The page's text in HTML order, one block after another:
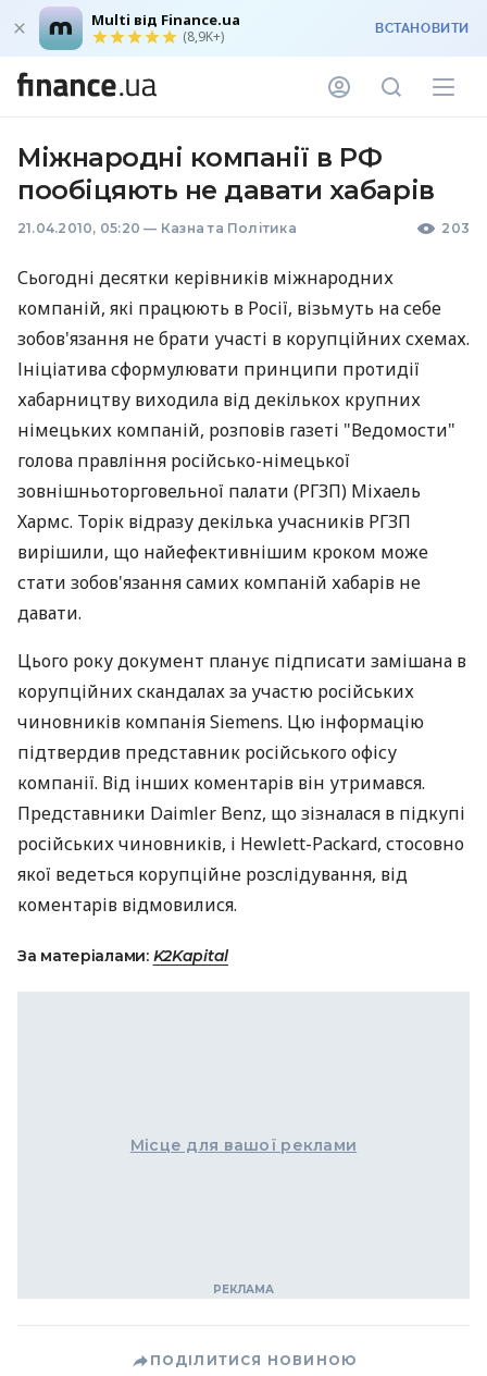
Multi від Finance.ua
(8,9K+) ВСТАНОВИТИ
Міжнародні компанії в РФ
пообіцяють не давати хабарів
21.04.2010, 05:20 — Казна та Політика 203
Сьогодні десятки керівників міжнародних
компаній, які працюють в Росії, візьмуть на себе
зобов'язання не брати участі в корупційних схемах.
Ініціатива сформулювати принципи протидії
хабарництву виходила від декількох крупних
німецьких компаній, розповів газеті "Ведомости"
голова правління російсько-німецької
зовнішньоторговельної палати (РГЗП) Міхаель
Хармс. Торік відразу декілька учасників РГЗП
вирішили, що найефективнішим кроком може
стати зобов'язання самих компаній хабарів не
давати.
Цього року документ планує підписати замішана в
корупційних скандалах за участю російських
чиновників компанія Siemens. Цю інформацію
підтвердив представник російського офісу
компанії. Від інших коментарів він утримався.
Представники Daimler Benz, що зізналася в підкупі
російських чиновників, і Hewlett-Packard, стосовно
якої ведеться корупційне розслідування, від
коментарів відмовилися.
За матеріалами: K2Kapital
Місце для вашої реклами
ПОДІЛИТИСЯ НОВИНОЮ